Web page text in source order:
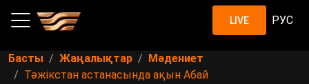
LIVE РУС
Басты Жаңалықтар
Мәдениет
Тәжікстан астанасында ақын Абай